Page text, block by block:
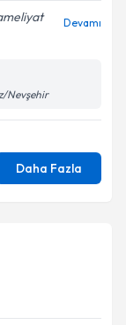
Nevşehir
Daha Fazla